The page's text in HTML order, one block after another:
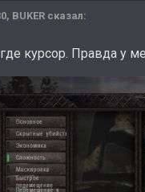
BUKER сказал:
где курсор. Правда у